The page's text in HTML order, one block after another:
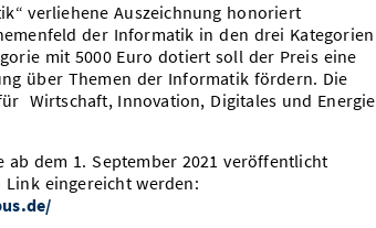
verliehene Auszeichnung honoriert
der Informatik in den drei Kategorien
mit 5000 Euro dotiert soll der Preis eine
über Themen der Informatik fördern. Die
Wirtschaft, Innovation, Digitales und Energie
dem 1. September 2021 veröffentlicht
eingereicht werden: